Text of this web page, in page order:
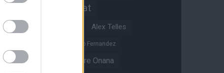
Akadémiai csapat
Alejandro Garnacho Alex Telles
Alvaro Fernandez
Amad Diallo
Andre Onana